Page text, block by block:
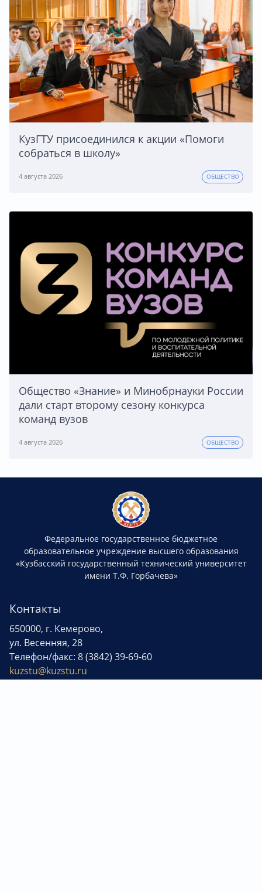
КузГТУ присоединился к акции «Помоги
собраться в школу»
4 августа 2026 ОБЩЕСТВО
Общество «Знание» и Минобрнауки России
дали старт второму сезону конкурса
команд вузов
4 августа 2026 ОБЩЕСТВО
Федеральное государственное бюджетное
образовательное учреждение высшего образования
«Кузбасский государственный технический университет
имени Т.Ф. Горбачева»
Контакты
650000, г. Кемерово,
ул. Весенняя, 28
Телефон/факс: 8 (3842) 39-69-60
kuzstu@kuzstu.ru